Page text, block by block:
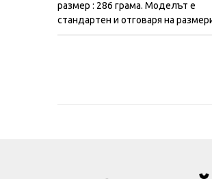
размер : 286 грама. Моделът е
стандартен и отговаря на